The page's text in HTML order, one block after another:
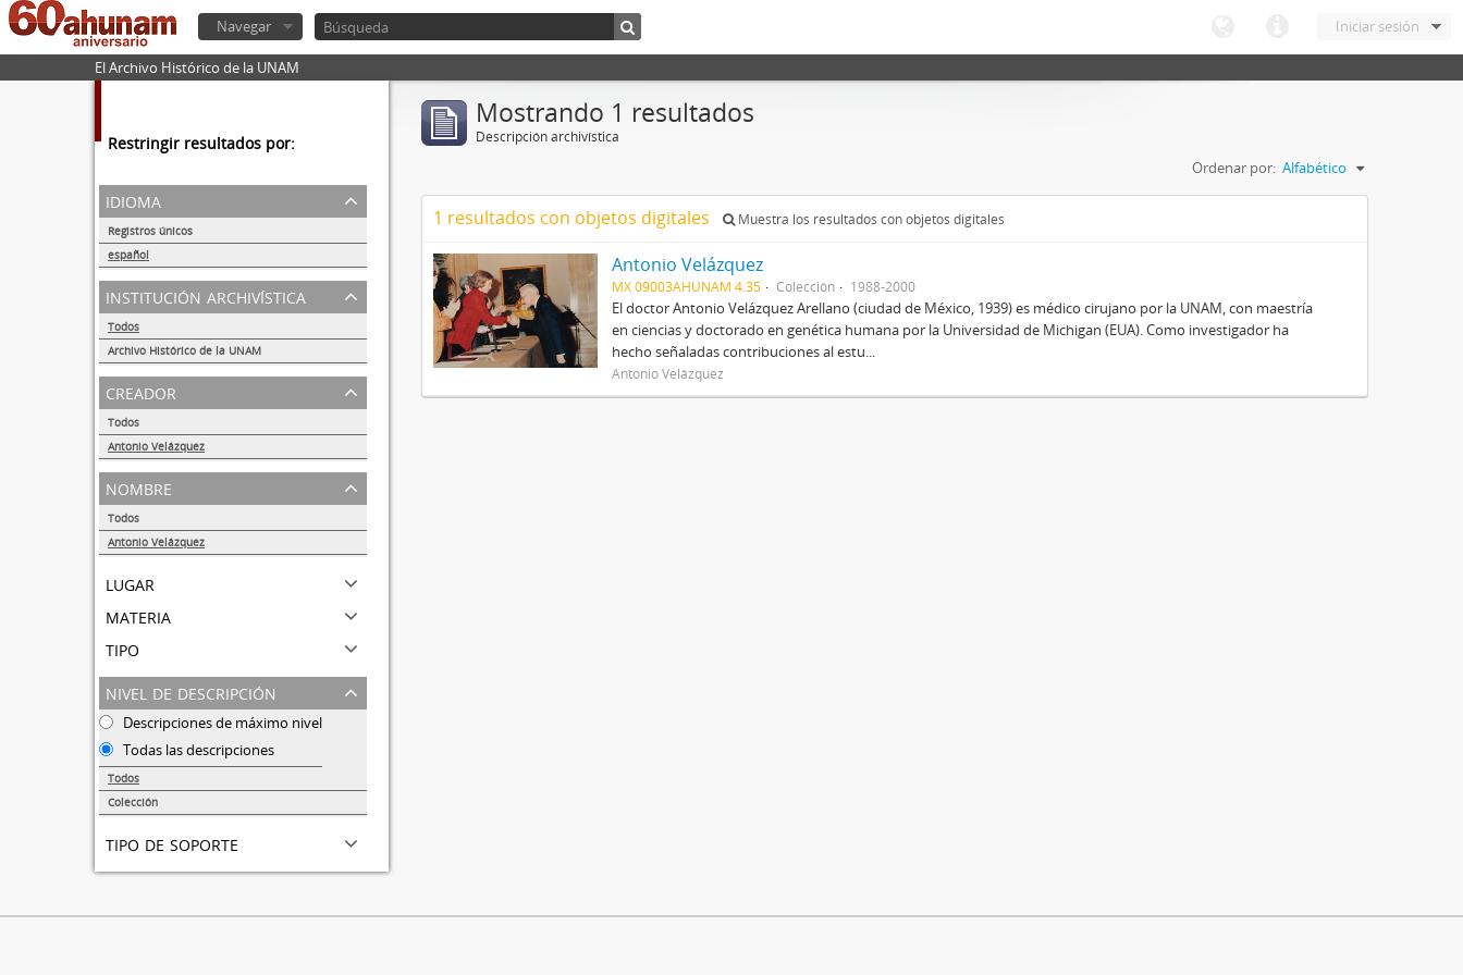
Iniciar sesión
Navegar
El Archivo Histórico de la UNAM
Restringir resultados por:
idioma
Registros únicos
español
1
institución archivística
Todos
Archivo Histórico de la UNAM
1
creador
Todos
Antonio Velázquez
1
nombre
Todos
Antonio Velázquez
lugar
materia
tipo
nivel de descripción
Descripciones de máximo nivel
Todas las descripciones
Todos
Colección
tipo de soporte
Mostrando 1 resultados
Descripción archivística
Ordenar por: Alfabético
1 resultados con objetos digitales Muestra los resultados con objetos digitales
Antonio Velázquez
MX 09003AHUNAM 4.35 Colección 1988-2000
El doctor Antonio Velázquez Arellano (ciudad de México, 1939) es médico cirujano por la UNAM, con maestría
en ciencias y doctorado en genética humana por la Universidad de Michigan (EUA). Como investigador ha
hecho señaladas contribuciones al estu...
Antonio Velázquez